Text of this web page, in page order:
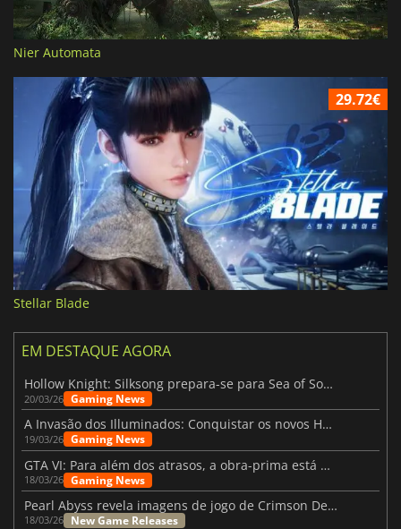
Nier Automata
29.72€
Stellar Blade
EM DESTAQUE AGORA
Hollow Knight: Silksong prepara-se para Sea of Sorrow com um patch
20/03/26 Gaming News
A Invasão dos Illuminados: Conquistar os novos Helldivers 2 Atualização!
19/03/26 Gaming News
GTA VI: Para além dos atrasos, a obra-prima está quase a chegar
18/03/26 Gaming News
Pearl Abyss revela imagens de jogo de Crimson Desert para a PS5
18/03/26 New Game Releases